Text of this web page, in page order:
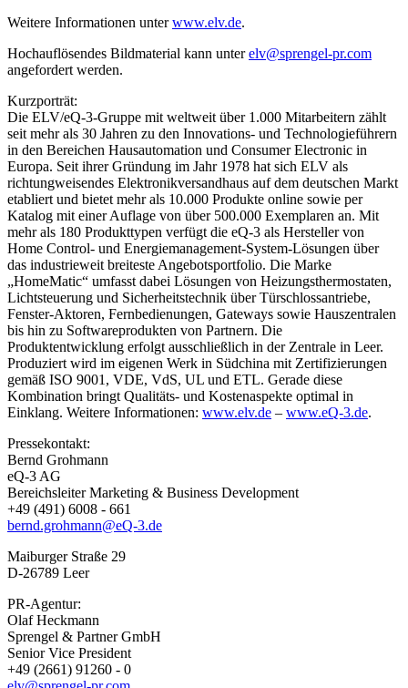
Weitere Informationen unterwww.elv.de.
Hochauflösendes Bildmaterial kann unterelv@sprengel-pr.com
angefordert werden.
Kurzporträt:
Die ELV/eQ-3-Gruppe mit weltweit über 1.000 Mitarbeitern zählt
seit mehr als 30 Jahren zu den Innovations- und Technologieführern
in den Bereichen Hausautomation und Consumer Electronic in
Europa. Seit ihrer Gründung im Jahr 1978 hat sich ELV als
richtungweisendes Elektronikversandhaus auf dem deutschen Markt
etabliert und bietet mehr als 10.000 Produkte online sowie per
Katalog mit einer Auflage von über 500.000 Exemplaren an. Mit
mehr als 180 Produkttypen verfügt die eQ-3 als Hersteller von
Home Control- und Energiemanagement-System-Lösungen über
das industrieweit breiteste Angebotsportfolio. Die Marke
„HomeMatic“ umfasst dabei Lösungen von Heizungsthermostaten,
Lichtsteuerung und Sicherheitstechnik über Türschlossantriebe,
Fenster-Aktoren, Fernbedienungen, Gateways sowie Hauszentralen
bis hin zu Softwareprodukten von Partnern. Die
Produktentwicklung erfolgt ausschließlich in der Zentrale in Leer.
Produziert wird im eigenen Werk in Südchina mit Zertifizierungen
gemäß ISO 9001, VDE, VdS, UL und ETL. Gerade diese
Kombination bringt Qualitäts- und Kostenaspekte optimal in
Einklang. Weitere Informationen: www.elv.de – www.eQ-3.de.
Pressekontakt:
Bernd Grohmann
eQ-3 AG
Bereichsleiter Marketing & Business Development
+49 (491) 6008 - 661
bernd.grohmann@eQ-3.de
Maiburger Straße 29
D-26789 Leer
PR-Agentur:
Olaf Heckmann
Sprengel & Partner GmbH
Senior Vice President
+49 (2661) 91260 - 0